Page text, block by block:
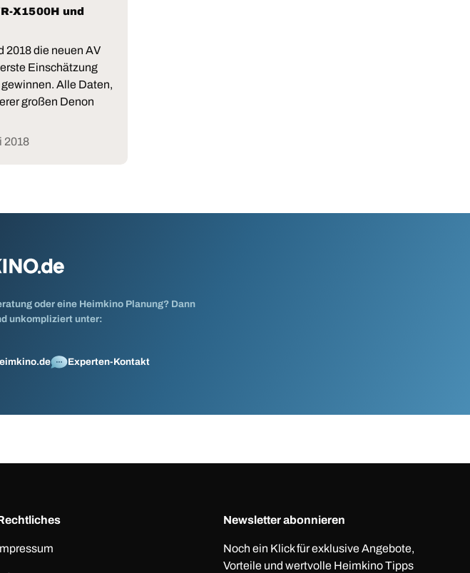
X1500H und
2018 die neuen AV
Einschätzung
Alle Daten,
großen Denon
2018
oder eine Heimkino Planung? Dann
unkompliziert unter:
Experten-Kontakt
Newsletter abonnieren
Noch ein Klick für exklusive Angebote,
Vorteile und wertvolle Heimkino Tipps